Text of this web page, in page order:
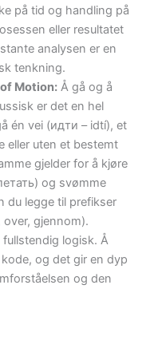
på tid og handling på
eller resultatet
analysen er en
tenkning.
Motion: Å gå og å
er det en hel
én vei (идти – idtí), et
eller uten et bestemt
gjelder for å kjøre
og svømme
du legge til prefikser
gjennom).
logisk. Å
og det gir en dyp
og den